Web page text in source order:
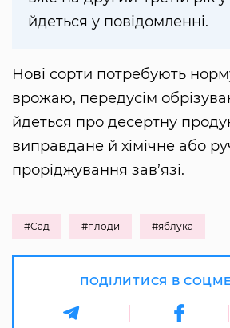
йдеться у повідомленні.
Нові сорти потребують
врожаю, передусім
йдеться про десертну
виправдане й хімічне або
проріджування зав’язі.
#Сад #плоди #яблука
ПОДІЛИТИСЯ В